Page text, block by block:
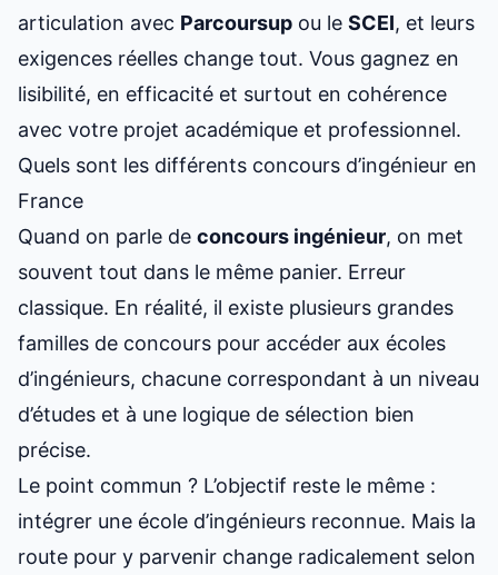
articulation avec Parcoursup ou le SCEI, et leurs
exigences réelles change tout. Vous gagnez en
lisibilité, en efficacité et surtout en cohérence
avec votre projet académique et professionnel.
Quels sont les différents concours d’ingénieur en
France
Quand on parle de concours ingénieur, on met
souvent tout dans le même panier. Erreur
classique. En réalité, il existe plusieurs grandes
familles de concours pour accéder aux écoles
d’ingénieurs, chacune correspondant à un niveau
d’études et à une logique de sélection bien
précise.
Le point commun ? L’objectif reste le même :
intégrer une école d’ingénieurs reconnue. Mais la
route pour y parvenir change radicalement selon